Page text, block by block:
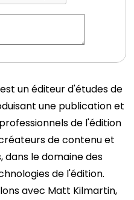
est un éditeur d'études de
une publication et
de l'édition
de contenu et
dans le domaine des
de l'édition.
avec Matt Kilmartin,